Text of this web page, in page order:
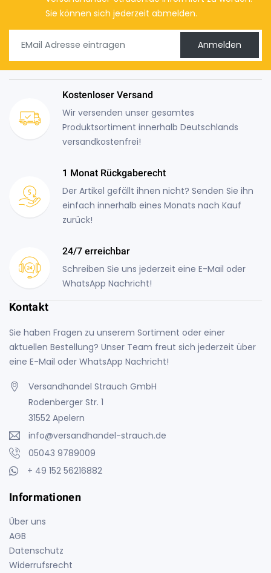
Sie können sich jederzeit abmelden.
Anmelden
Kostenloser Versand
Wir versenden unser gesamtes
Produktsortiment innerhalb Deutschlands
versandkostenfrei!
1 Monat Rückgaberecht
Der Artikel gefällt ihnen nicht? Senden Sie ihn
einfach innerhalb eines Monats nach Kauf
zurück!
24/7 erreichbar
Schreiben Sie uns jederzeit eine E-Mail oder
WhatsApp Nachricht!
Kontakt
Sie haben Fragen zu unserem Sortiment oder einer
aktuellen Bestellung? Unser Team freut sich jederzeit über
eine E-Mail oder WhatsApp Nachricht!
Versandhandel Strauch GmbH
Rodenberger Str. 1
31552 Apelern
info@versandhandel-strauch.de
05043 9789009
+ 49 152 56216882
Informationen
Über uns
AGB
Datenschutz
Widerrufsrecht